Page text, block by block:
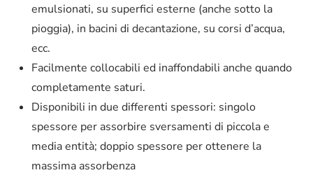
emulsionati, su superfici esterne (anche sotto la
pioggia), in bacini di decantazione, su corsi d’acqua,
ecc.
Facilmente collocabili ed inaffondabili anche quando
completamente saturi.
Disponibili in due differenti spessori: singolo
spessore per assorbire sversamenti di piccola e
media entità; doppio spessore per ottenere la
massima assorbenza